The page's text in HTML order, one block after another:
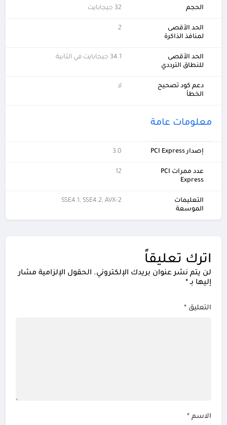
الحجم 32 جيجابايت
الحد الأقصى
لمنافذ الذاكرة
2
الحد الأقصى
للنطاق الترددي
34.1 جيجابايت في الثانية
دعم كود تصحيح
الخطأ
لا
معلومات عامة
إصدار PCI Express 3.0
عدد ممرات PCI
Express
12
التعليمات
الموسعة
SSE4.1, SSE4.2, AVX-2
اترك تعليقاً
لن يتم نشر عنوان بريدك الإلكتروني. الحقول الإلزامية مشار
إليها بـ*
التعليق *
الاسم *